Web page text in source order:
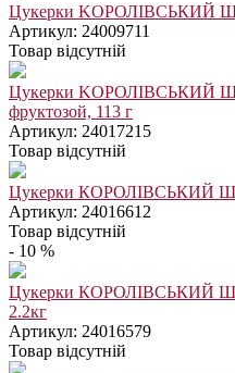
Цукерки KОРОЛІВСЬКИЙ
Артикул: 24009711
Товар відсутній
Цукерки KОРОЛІВСЬКИЙ
фруктозой, 113 г
Артикул: 24017215
Товар відсутній
Цукерки КОРОЛІВСЬКИЙ
Артикул: 24016612
Товар відсутній
- 10 %
Цукерки КОРОЛІВСЬКИЙ
2.2кг
Артикул: 24016579
Товар відсутній